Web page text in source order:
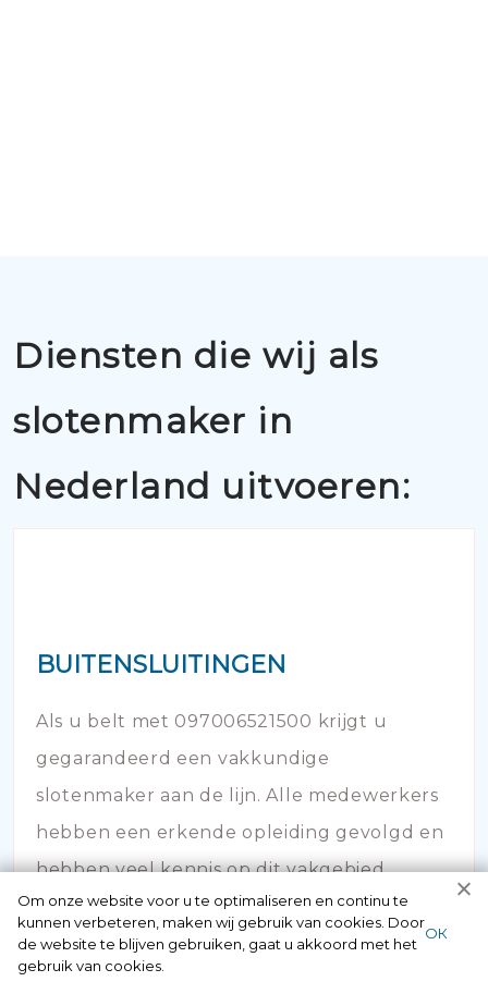
Diensten die wij als
slotenmaker in
Nederland uitvoeren:
BUITENSLUITINGEN
Als u belt met 097006521500 krijgt u
gegarandeerd een vakkundige
slotenmaker aan de lijn. Alle medewerkers
hebben een erkende opleiding gevolgd en
hebben veel kennis op dit vakgebied.
Om onze website voor u te optimaliseren en continu te
kunnen verbeteren, maken wij gebruik van cookies. Door
de website te blijven gebruiken, gaat u akkoord met het
gebruik van cookies.
ОК